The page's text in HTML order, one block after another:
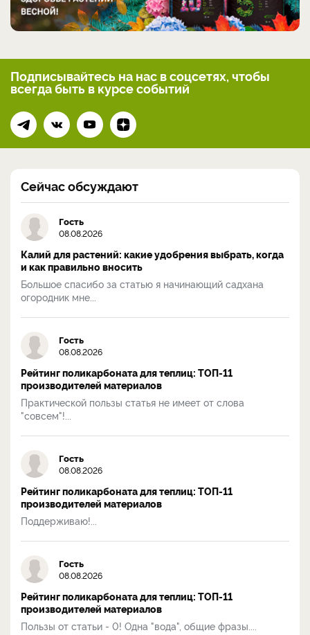
Подписывайтесь на нас в соцсетях, чтобы
всегдабыть в курсе событий
Сейчас обсуждают
Гость
08.08.2026
Калий для растений: какие удобрения выбрать, когда
и как правильно вносить
Большое спасибо за статью я начинающий садхана
огородник мне...
Гость
08.08.2026
Рейтинг поликарбоната для теплиц: ТОП-11
производителей материалов
Практической пользы статья не имеет от слова
"совсем"!...
Гость
08.08.2026
Рейтинг поликарбоната для теплиц: ТОП-11
производителей материалов
Поддерживаю!...
Гость
08.08.2026
Рейтинг поликарбоната для теплиц: ТОП-11
производителей материалов
Пользы от статьи - 0! Одна "вода", общие фразы....